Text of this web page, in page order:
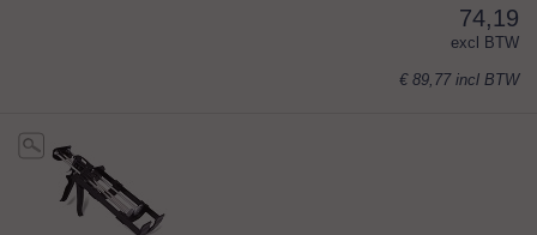
74,19
excl BTW
€ 89,77 incl BTW